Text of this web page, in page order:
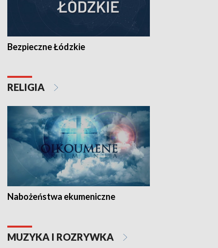
Bezpieczne Łódzkie
RELIGIA
Nabożeństwa ekumeniczne
MUZYKA I ROZRYWKA